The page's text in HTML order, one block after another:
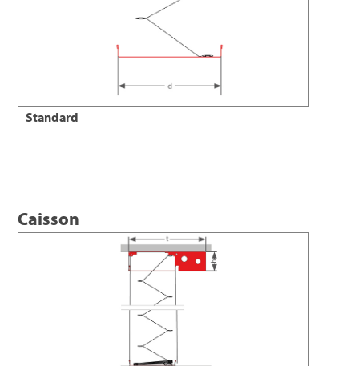
Standard
Caisson